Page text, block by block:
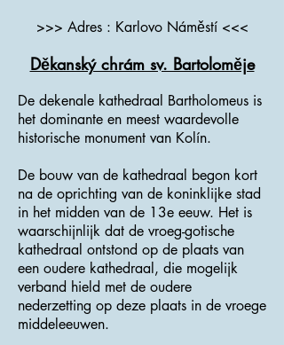
>>> Adres : Karlovo Náměstí <<<
Děkanský chrám sv. Bartoloměje
De dekenale kathedraal Bartholomeus is
het dominante en meest waardevolle
historische monument van Kolín.
De bouw van de kathedraal begon kort
na de oprichting van de koninklijke stad
in het midden van de 13e eeuw. Het is
waarschijnlijk dat de vroeg-gotische
kathedraal ontstond op de plaats van
een oudere kathedraal, die mogelijk
verband hield met de oudere
nederzetting op deze plaats in de vroege
middeleeuwen.